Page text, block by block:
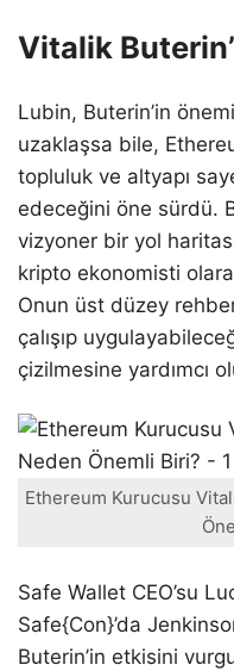
Vitalik
Lubin, Buterin’in
uzaklaşsa bile,
topluluk ve altyapı
edeceğini öne sürdü.
vizyoner bir yol
kripto ekonomisti
Onun üst düzey
çalışıp
çizilmesine yardımcı
Ethereum Kurucusu
Safe Wallet CEO’su
Safe{Con}’da
Buterin’in etkisini